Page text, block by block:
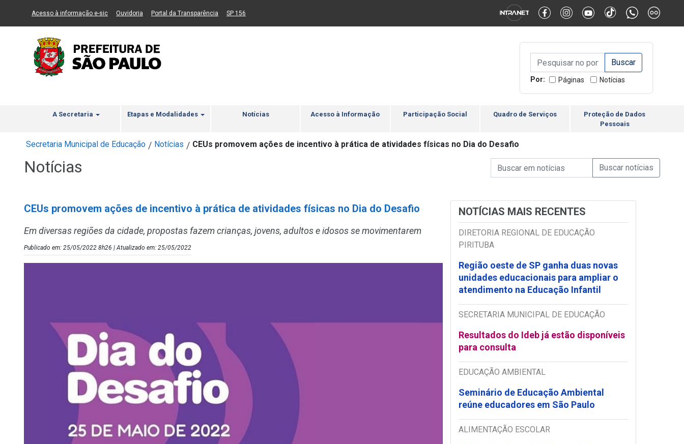
Ir ao Conteúdo Ir para menu principal 2 Ir para busca Ir para rodapé Alternar Alto Contraste Alternar Tamanho da Fonte
Acesso à informação e-sic(Link para um novo sítio)
Ouvidoria (Link para um novo sítio)
Portal da Transparência (Link para um novo sítio)
SP 156
Campo de Busca de
Campo de Busca de informaçõesEnviar a Busca
Por: Páginas Notícias
A Secretaria Etapas e Modalidades Notícias Acesso à Informação Participação Social Quadro de Serviços
Proteção de Dados
Pessoais
Secretaria Municipal de Educação / Notícias / CEUs promovem ações de incentivo à prática de atividades físicas no Dia do Desafio
Notícias Campo de Busca de Notícias
Campo de Busca de informaçõesEnviar a Busca de
CEUs promovem ações de incentivo à prática de atividades físicas no Dia do Desafio
Em diversas regiões da cidade, propostas fazem crianças, jovens, adultos e idosos se movimentarem
Publicado em: 25/05/2022 8h26 | Atualizado em: 25/05/2022
NOTÍCIAS MAIS RECENTES
DIRETORIA REGIONAL DE EDUCAÇÃO
PIRITUBA
Região oeste de SP ganha duas novas
unidades educacionais para ampliar o
atendimento na Educação Infantil
SECRETARIA MUNICIPAL DE EDUCAÇÃO
Resultados do Ideb já estão disponíveis
para consulta
EDUCAÇÃO AMBIENTAL
Seminário de Educação Ambiental
reúne educadores em São Paulo
ALIMENTAÇÃO ESCOLAR